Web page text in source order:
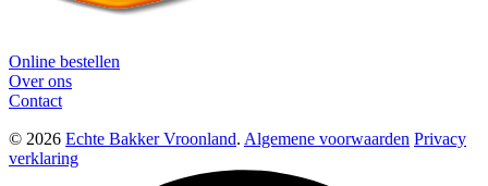
Online bestellen
Over ons
Contact
© 2026 Echte Bakker Vroonland. Algemene voorwaarden Privacy
verklaring